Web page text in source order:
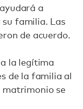
a
familia. Las
de acuerdo.
la legítima
de la familia al
matrimonio se